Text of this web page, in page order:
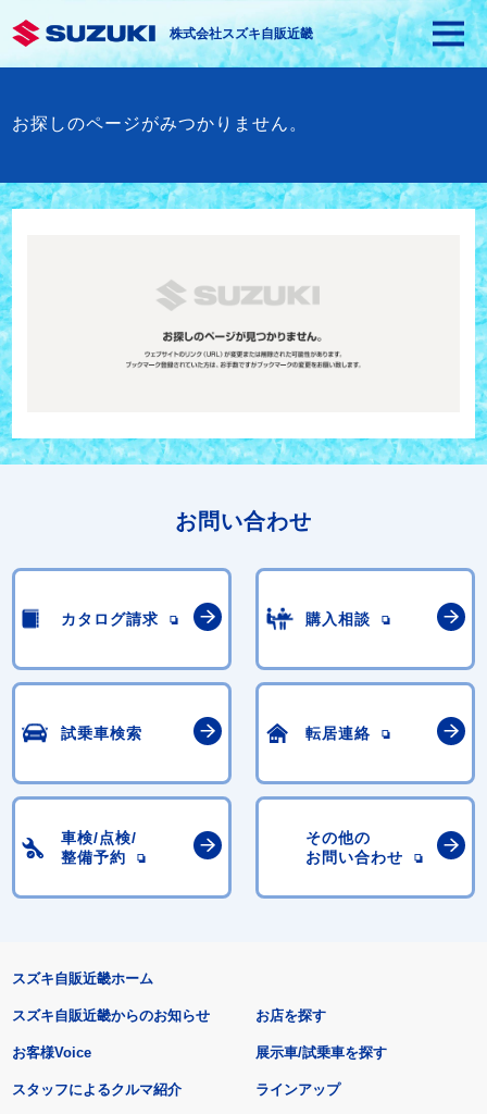
株式会社スズキ自販近畿
お探しのページがみつかりません。
お問い合わせ
カタログ請求 購入相談
試乗車検索 転居連絡
車検/点検/
整備予約
その他の
お問い合わせ
スズキ自販近畿ホーム
スズキ自販近畿からのお知らせ
お客様Voice
スタッフによるクルマ紹介
お店を探す
展示車/試乗車を探す
ラインアップ